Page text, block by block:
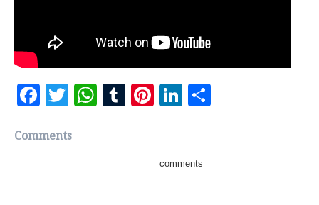
Facebook
TwitterWhatsApp
TumblrPinterest
LinkedIn
Comments
comments